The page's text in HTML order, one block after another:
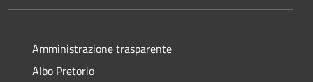
Amministrazione trasparente
Albo Pretorio